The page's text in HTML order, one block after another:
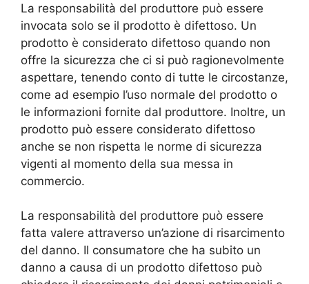
La responsabilità del produttore può essere
invocata solo se il prodotto è difettoso. Un
prodotto è considerato difettoso quando non
offre la sicurezza che ci si può ragionevolmente
aspettare, tenendo conto di tutte le circostanze,
come ad esempio l’uso normale del prodotto o
le informazioni fornite dal produttore. Inoltre, un
prodotto può essere considerato difettoso
anche se non rispetta le norme di sicurezza
vigenti al momento della sua messa in
commercio.
La responsabilità del produttore può essere
fatta valere attraverso un’azione di risarcimento
del danno. Il consumatore che ha subito un
danno a causa di un prodotto difettoso può